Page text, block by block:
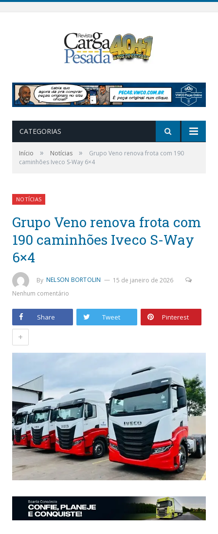
CATEGORIAS
Início » Notícias »
Grupo Veno renova frota com 190
caminhões Iveco S-Way 6×4
NOTÍCIAS
Grupo Veno renova frota com
190 caminhões Iveco S-Way
6×4
By NELSON BORTOLIN
15 de janeiro de 2026
Nenhum comentário
Share Tweet Pinterest
+